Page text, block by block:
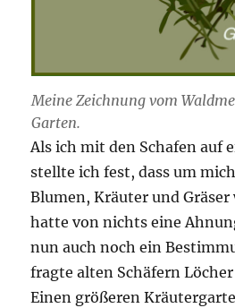
Meine Zeichnung vom
Garten.
Als ich mit den Schafen auf
stellte ich fest, dass um
Blumen, Kräuter und Gräser
hatte von nichts eine
nun auch noch ein
fragte alten Schäfern
Einen größeren